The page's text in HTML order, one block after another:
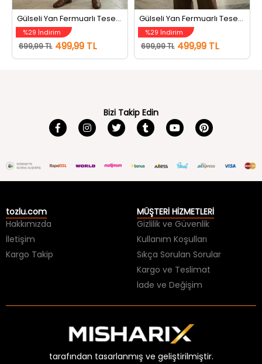
Gülseli Yan Fermuarlı Tesettür Triko Tunik Taş
%29 İndirim
699,99 TL 499,99 TL
Gülseli Yan Fermuarlı Tesettür Triko Tunik Kahve
%29 İndirim
699,99 TL 499,99 TL
Bizi Takip Edin
tozlu.com
Hakkımızda
İletişim
Kargo Takip
MÜŞTERİ HİZMETLERİ
Gizlilik ve Güvenlik
Kullanım Koşulları
Sıkça Sorulan Sorular
Kargo ve Teslimat
İade ve Değişim
tarafından tasarlanmış ve geliştirilmiştir.